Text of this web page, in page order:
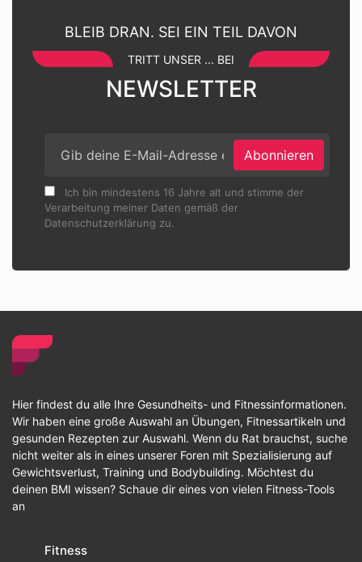
BLEIB DRAN. SEI EIN TEIL DAVON
TRITT UNSER ... BEI
NEWSLETTER
Abonnieren
Ich bin mindestens 16 Jahre alt und stimme der
Verarbeitung meiner Daten gemäß der
Datenschutzerklärung zu.
Hier findest du alle Ihre Gesundheits- und Fitnessinformationen.
Wir haben eine große Auswahl an Übungen, Fitnessartikeln und
gesunden Rezepten zur Auswahl. Wenn du Rat brauchst, suche
nicht weiter als in eines unserer Foren mit Spezialisierung auf
Gewichtsverlust, Training und Bodybuilding. Möchtest du
deinen BMI wissen? Schaue dir eines von vielen Fitness-Tools
an
Fitness